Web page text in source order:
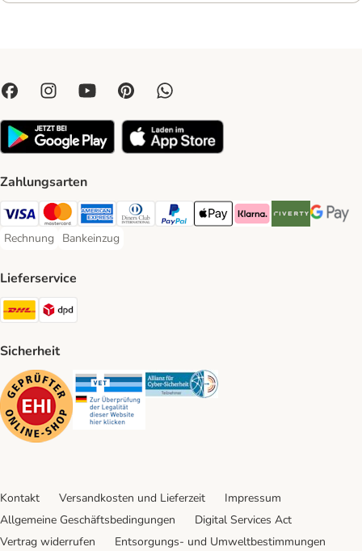
Zahlungsarten
Visa Payment Method
Mastercard Payment Method
American Express Payment Method
Diners Club Payment Method
PayPal Payment Method
Apple Pay Payment Method
Klarna Payment Method
Riverty Payment
Google
Rechnung
Rechnung Payment Method
Bankeinzug
Bankeinzug Payment Method
Lieferservice
DHL Shipping Method
Sicherheit
Security Security Security
Kontakt Versandkosten und Lieferzeit
Impressum
Allgemeine Geschäftsbedingungen
Digital Services Act
Vertrag widerrufen
Entsorgungs- und Umweltbestimmungen